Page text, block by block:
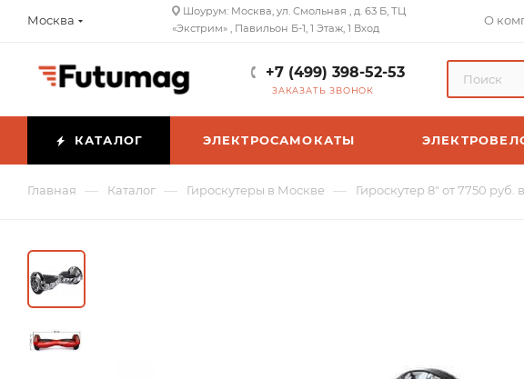
Москва
Шоурум: Москва, ул. Смольная , д. 63 Б, ТЦ
«Экстрим» , Павильон Б-1, 1 Этаж, 1 Вход
О
+7 (499) 398-52-53
ЗАКАЗАТЬ ЗВОНОК
КАТАЛОГ ЭЛЕКТРОСАМОКАТЫ
Главная — Каталог — Гироскутеры в Москве — Гироскутер 8" от 7750 руб.